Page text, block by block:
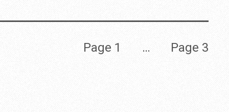
Page 1 … Page 3